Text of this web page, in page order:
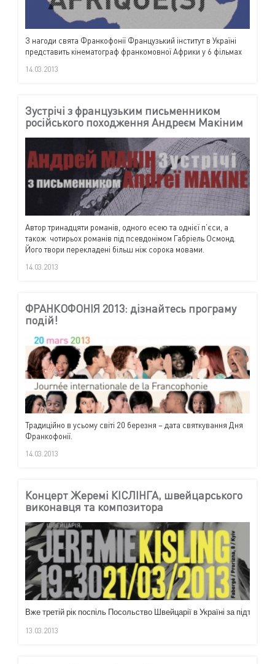
З нагоди свята Франкофонії Французький інститут в Україні
представить кінематограф франкомовної Африки у 6 фільмах
14.03.2013
Зустрічі з французьким письменником
російського походження Андреєм Макіним
Автор тринадцяти романів, одного есею та однієї п’єси, а
також чотирьох романів під псевдонімом Габріель Осмонд.
Його твори перекладені більш ніж сорока мовами.
14.03.2013
ФРАНКОФОНІЯ 2013: дізнайтесь програму
подій!
Традиційно в усьому світі 20 березня – дата святкування Дня
Франкофонії.
14.03.2013
Концерт Жеремі КІСЛІНГА, швейцарського
виконавця та композитора
Вже третій рік поспіль Посольство Швейцарії в Україні за підтримки
13.03.2013